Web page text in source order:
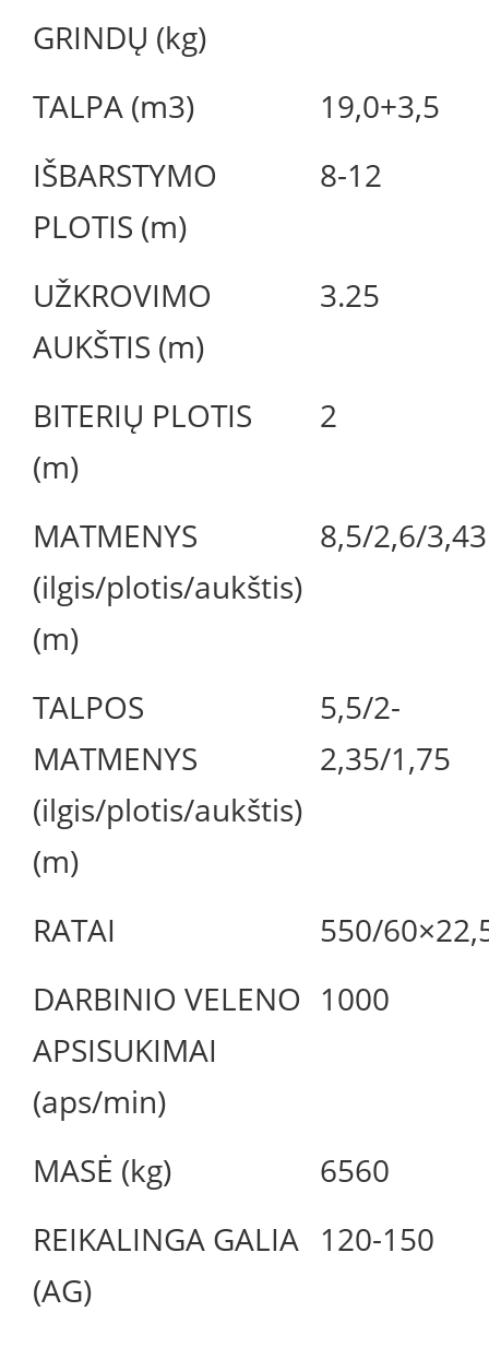
GRINDŲ (kg)
TALPA (m3)
19,0+3,5
IŠBARSTYMO
PLOTIS (m)
8-12
UŽKROVIMO
AUKŠTIS (m)
3.25
BITERIŲ PLOTIS
(m)
2
MATMENYS
(ilgis/plotis/aukštis)
(m)
8,5/2,6/3,43
TALPOS
MATMENYS
(ilgis/plotis/aukštis)
(m)
5,5/2-
2,35/1,75
RATAI
550/
DARBINIO VELENO
APSISUKIMAI
(aps/min)
1000
MASĖ (kg)
6560
REIKALINGA GALIA
(AG)
120-150